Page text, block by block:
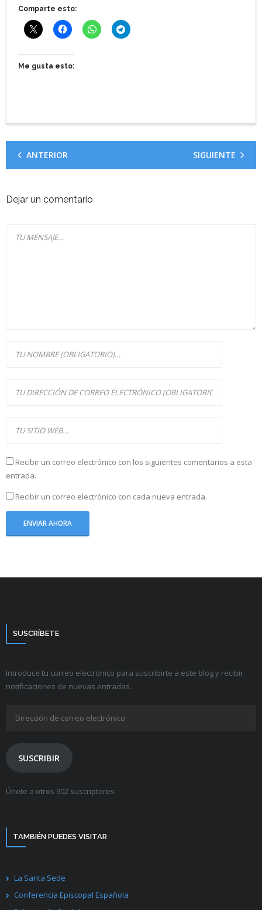
Comparte esto:
Me gusta esto:
ANTERIOR SIGUIENTE
Dejar un comentario
Recibir un correo electrónico con los siguientes comentarios a esta
entrada.
Recibir un correo electrónico con cada nueva entrada.
SUSCRÍBETE
Introduce tu correo electrónico para suscribirte a este blog y recibir
notificaciones de nuevas entradas.
electrónico
SUSCRIBIR
Únete a otros 902 suscriptores
TAMBIÉN PUEDES VISITAR
La Santa Sede
Conferencia Episcopal Española